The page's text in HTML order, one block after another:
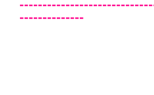
--------------